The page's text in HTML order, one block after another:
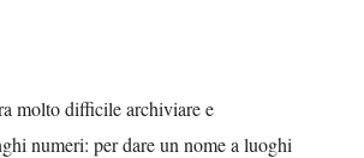
molto difficile archiviare e
numeri: per dare un nome a luoghi